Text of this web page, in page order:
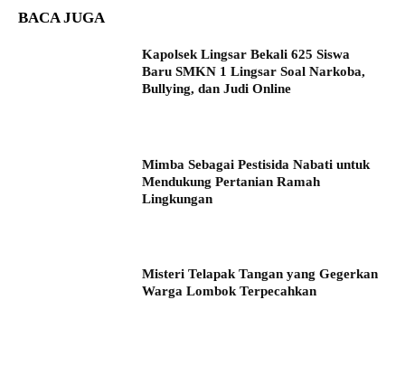
BACA JUGA
Kapolsek Lingsar Bekali 625 Siswa
Baru SMKN 1 Lingsar Soal Narkoba,
Bullying, dan Judi Online
Mimba Sebagai Pestisida Nabati untuk
Mendukung Pertanian Ramah
Lingkungan
Misteri Telapak Tangan yang Gegerkan
Warga Lombok Terpecahkan